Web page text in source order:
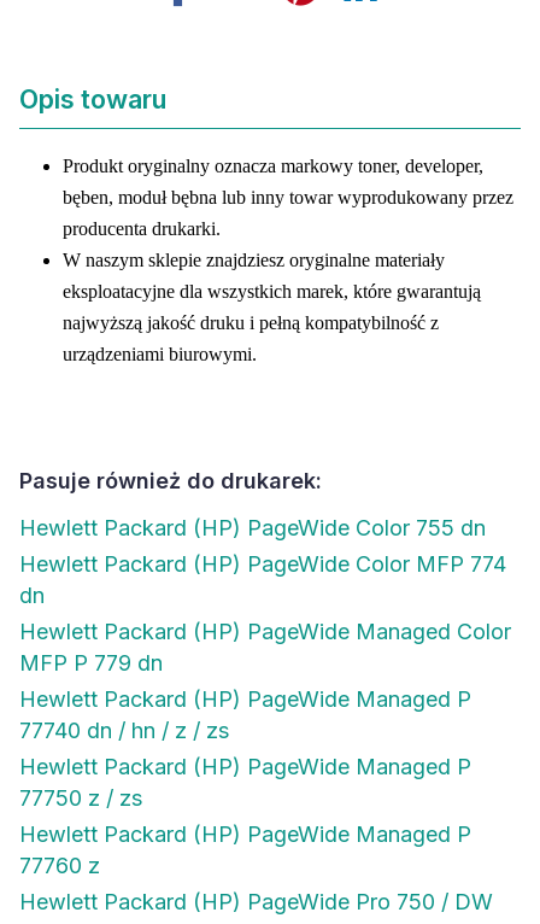
Opis towaru
Produkt oryginalny oznacza markowy toner, developer,
bęben, moduł bębna lub inny towar wyprodukowany przez
producenta drukarki.
W naszym sklepie znajdziesz oryginalne materiały
eksploatacyjne dla wszystkich marek, które gwarantują
najwyższą jakość druku i pełną kompatybilność z
urządzeniami biurowymi.
Pasuje również do drukarek:
Hewlett Packard (HP) PageWide Color 755 dn
Hewlett Packard (HP) PageWide Color MFP 774
dn
Hewlett Packard (HP) PageWide Managed Color
MFP P 779 dn
Hewlett Packard (HP) PageWide Managed P
77740 dn / hn / z / zs
Hewlett Packard (HP) PageWide Managed P
77750 z / zs
Hewlett Packard (HP) PageWide Managed P
77760 z
Hewlett Packard (HP) PageWide Pro 750 / DW